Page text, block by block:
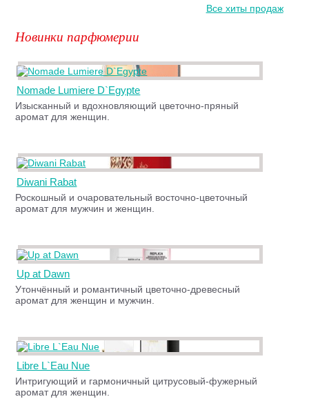
Все хиты продаж
Новинки парфюмерии
Nomade Lumiere D`Egypte
Изысканный и вдохновляющий цветочно-пряный
аромат для женщин.
Diwani Rabat
Роскошный и очаровательный восточно-цветочный
аромат для мужчин и женщин.
Up at Dawn
Утончённый и романтичный цветочно-древесный
аромат для женщин и мужчин.
Libre L`Eau Nue
Интригующий и гармоничный цитрусовый-фужерный
аромат для женщин.